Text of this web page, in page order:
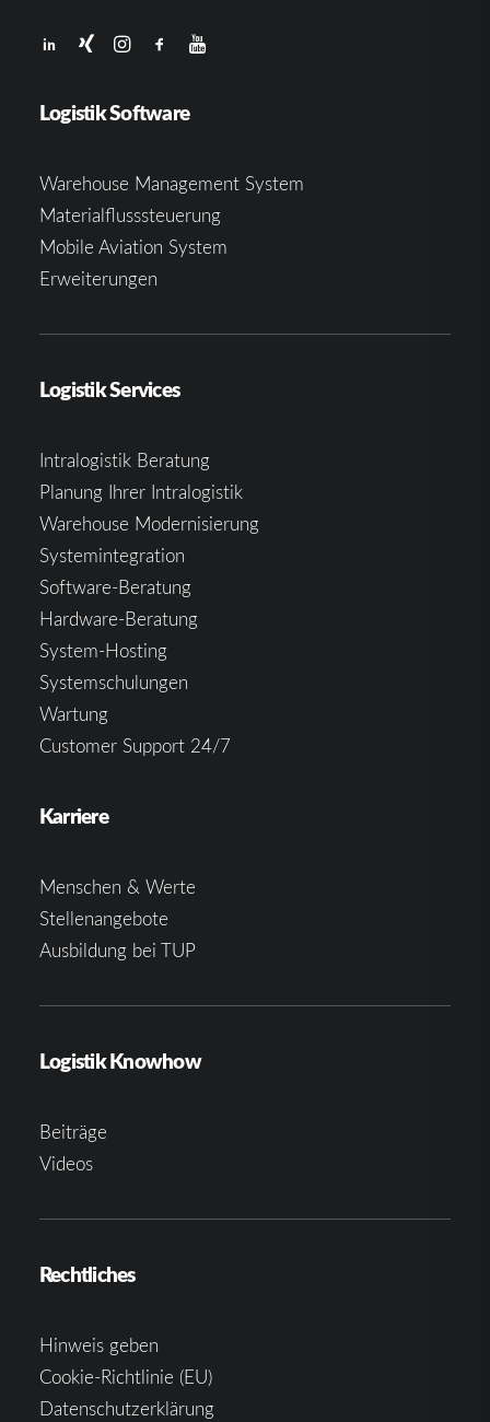
Logistik Software
Warehouse Management System
Materialflusssteuerung
Mobile Aviation System
Erweiterungen
Logistik Services
Intralogistik Beratung
Planung Ihrer Intralogistik
Warehouse Modernisierung
Systemintegration
Software-Beratung
Hardware-Beratung
System-Hosting
Systemschulungen
Wartung
Customer Support 24/7
Karriere
Menschen & Werte
Stellenangebote
Ausbildung bei TUP
Logistik Knowhow
Beiträge
Videos
Rechtliches
Hinweis geben
Cookie-Richtlinie (EU)
Datenschutzerklärung